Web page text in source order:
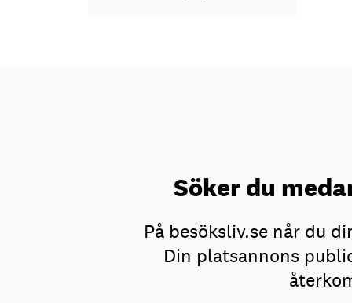
Söker du
På besöksliv.se når du
Din platsannons